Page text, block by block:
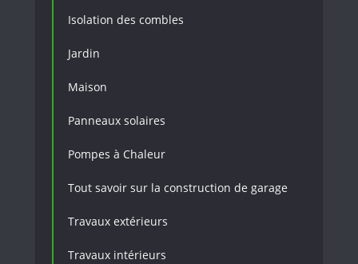
Isolation des combles
Jardin
Maison
Panneaux solaires
Pompes à Chaleur
Tout savoir sur la construction de garage
Travaux extérieurs
Travaux intérieurs